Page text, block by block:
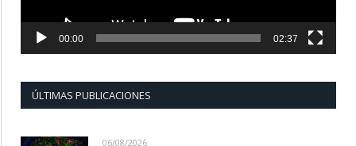
00:00 02:37
ÚLTIMAS PUBLICACIONES
06/08/2026